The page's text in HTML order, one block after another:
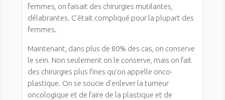
femmes, on faisait des chirurgies mutilantes,
délabrantes. C’était compliqué pour la plupart des
femmes.
Maintenant, dans plus de 80% des cas, on conserve
le sein. Non seulement on le conserve, mais on fait
des chirurgies plus fines qu’on appelle onco-
plastique. On se soucie d’enlever la tumeur
oncologique et de faire de la plastique et de